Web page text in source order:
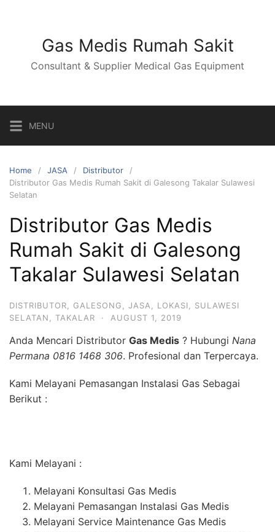
Gas Medis Rumah Sakit
Consultant & Supplier Medical Gas Equipment
MENU
Home JASA
Distributor
Distributor Gas Medis Rumah Sakit di Galesong Takalar Sulawesi
Selatan
Distributor Gas Medis
Rumah Sakit di Galesong
Takalar Sulawesi Selatan
DISTRIBUTOR GALESONG JASA LOKASI
SULAWESI
SELATAN
TAKALAR · AUGUST 1, 2019
Anda Mencari Distributor Gas Medis ? Hubungi Nana
Permana 0816 1468 306. Profesional dan Terpercaya.
Kami Melayani Pemasangan Instalasi Gas Sebagai
Berikut :
Kami Melayani :
Melayani Konsultasi Gas Medis
Melayani Pemasangan Instalasi Gas Medis
Melayani Service Maintenance Gas Medis